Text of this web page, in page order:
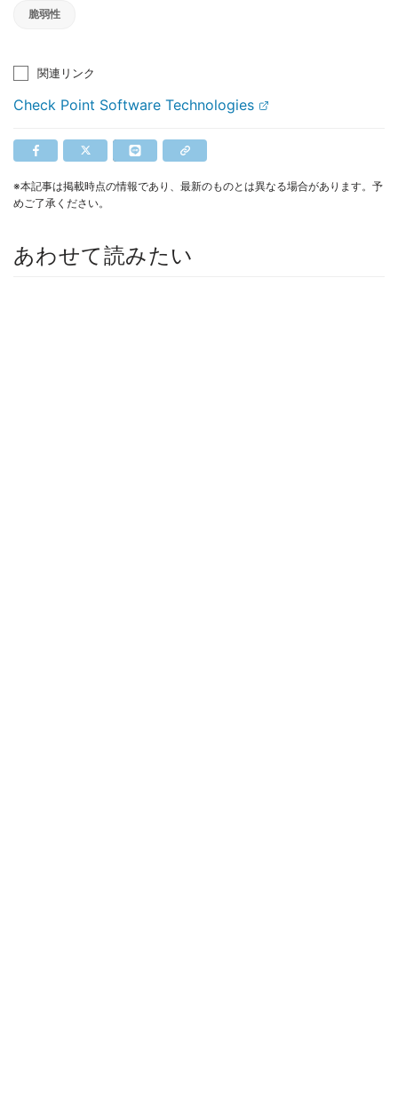
脆弱性
関連リンク
Check Point Software Technologies
※本記事は掲載時点の情報であり、最新のものとは異なる場合があります。予
めご了承ください。
あわせて読みたい